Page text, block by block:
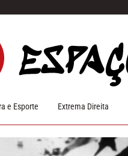
e Esporte Extrema Direita